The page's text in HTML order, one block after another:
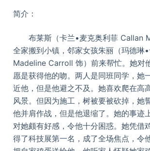
简介：
布莱斯（卡兰•麦克奥利菲 Callan
全家搬到小镇，邻家女孩朱丽（玛德琳
Madeline Carroll 饰）前来帮忙。她对
愿是获得他的吻。两人是同班同学，她
近他，但是他避之不及。她喜欢爬在高
风景。但因为施工，树被要被砍掉，她
他并肩作战，但是他退缩了。她的事迹
对她颇有好感，令他十分困惑。她凭借
得了科技展第一名，成了全场焦点，令